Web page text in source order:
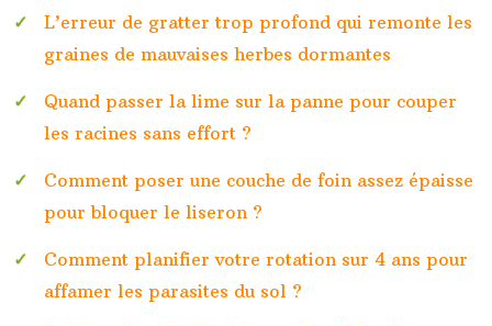
L’erreur de gratter trop profond qui remonte les
graines de mauvaises herbes dormantes
Quand passer la lime sur la panne pour couper
les racines sans effort ?
Comment poser une couche de foin assez épaisse
pour bloquer le liseron ?
Comment planifier votre rotation sur 4 ans pour
affamer les parasites du sol ?